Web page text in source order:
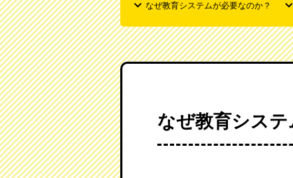
なぜ教育システムが必要なのか？
なぜ教育システ